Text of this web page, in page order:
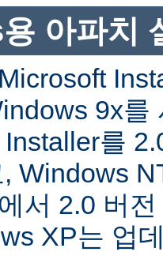
아파치
9x
를
Windows
에서 2.0 버
XP는 업